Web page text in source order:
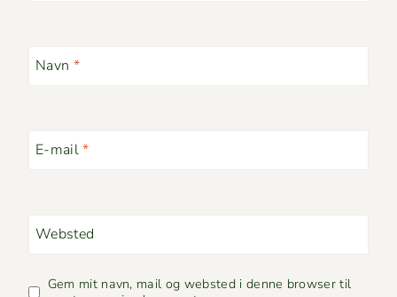
Navn *
E-mail*
Websted
Gem mit navn, mail og websted i denne browser til